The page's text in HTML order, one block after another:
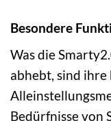
Besondere
Was die
abhebt, sind
Bedürfnisse von